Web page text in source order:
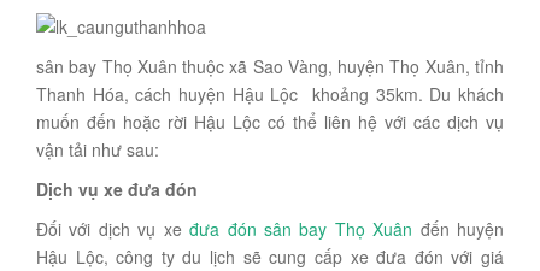
sân bay Thọ Xuân thuộc xã Sao Vàng, huyện Thọ Xuân, tỉnh
Thanh Hóa, cách huyện Hậu Lộc khoảng 35km. Du khách
muốn đến hoặc rời Hậu Lộc có thể liên hệ với các dịch vụ
vận tải như sau:
Dịch vụ xe đưa đón
Đối với dịch vụ xeđưa đón sân bay Thọ Xuân đến huyện
Hậu Lộc, công ty du lịch sẽ cung cấp xe đưa đón với giá